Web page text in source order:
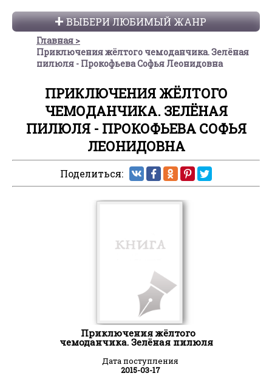
ВЫБЕРИ ЛЮБИМЫЙ ЖАНР
Главная
Приключения жёлтого чемоданчика. Зелёная
пилюля - Прокофьева Софья Леонидовна
ПРИКЛЮЧЕНИЯ ЖЁЛТОГО
ЧЕМОДАНЧИКА. ЗЕЛЁНАЯ
ПИЛЮЛЯ - ПРОКОФЬЕВА СОФЬЯ
ЛЕОНИДОВНА
Поделиться:
Приключения жёлтого
чемоданчика. Зелёная пилюля
Дата поступления
2015-03-17